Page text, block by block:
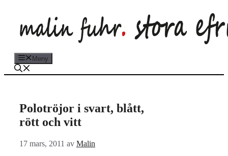
innehåll
Meny
Polotröjor i svart, blått,
rött och vitt
17 mars, 2011 av Malin